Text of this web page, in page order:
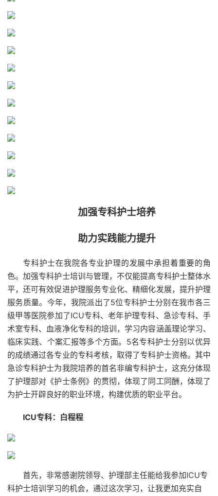
加强专科护士培养
助力实践能力提升
专科护士在我院各专业护理的发展中承担着重要的角
色。加强专科护士培训与管理，不仅能提高专科护士整体水
平，还可有效促进护理服务专业化、精细化发展，提升护理
服务质量。今年，我院派出了5位专科护士分别在我市各三
级甲等医院参加了ICU专科、老年护理专科、急诊专科、手
术室专科、血液净化专科的培训，学习内容涵盖理论学习、
临床实践、个案汇报等多个方面。5名专科护士分别以优异
的成绩通过各专业的专科考核，取得了专科护士资格。其中
急诊专科护士为我院培养的首名非编专科护士，这充分体现
了护理部对《护士条例》的贯彻，体现了同工同酬，体现了
为护士开辟良好的职业环境，构建优质的职业平台。
ICU专科：白程程
首先，非常感谢院领导、护理部主任能给我参加ICU专
科护士培训学习的机会，通过这次学习，让我更加充实自